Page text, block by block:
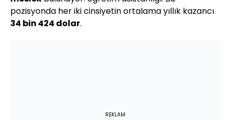
pozisyonda her iki cinsiyetin ortalama yıllık kazancı
34 bin 424 dolar.
REKLAM